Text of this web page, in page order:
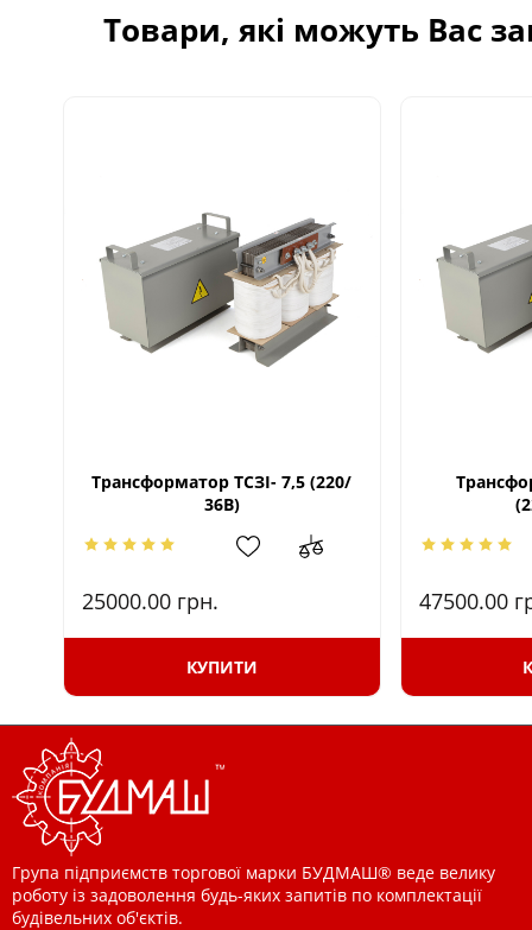
Товари, які можуть Вас
Трансформатор ТСЗІ- 7,5 (220/
36В)
25000.00 грн.
КУПИТИ
47500.00
Група підприємств торгової марки БУДМАШ® веде велику
роботу із задоволення будь-яких запитів по комплектації
будівельних об'єктів.